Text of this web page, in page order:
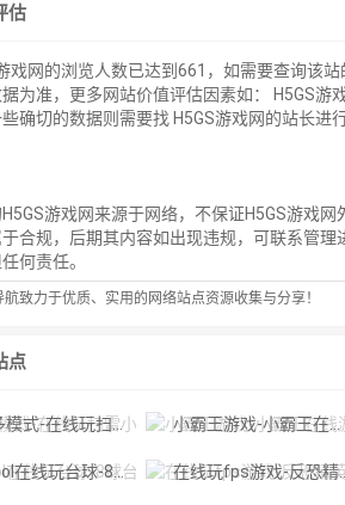
估
戏网的浏览人数已达到661，如需要查询该
为准，更多网站价值评估因素如： H5GS
确切的数据则需要找 H5GS游戏网的站长进
游戏网来源于网络，不保证H5GS游戏
合规，后期其内容如出现违规，可联系管
何责任。
致力于优质、实用的网络站点资源收集与分享！
点
扫雷小游戏，扫雷网页版在线玩 小霸王游戏-小霸王在线游戏，魂斗罗，超级玛丽，热血足球，三国志，合金弹头，拳皇，小时候的回忆。
台球-8球台球免费在线玩 在线玩fps游戏-反恐精英,2D吃鸡,雷神之锤免费在线玩